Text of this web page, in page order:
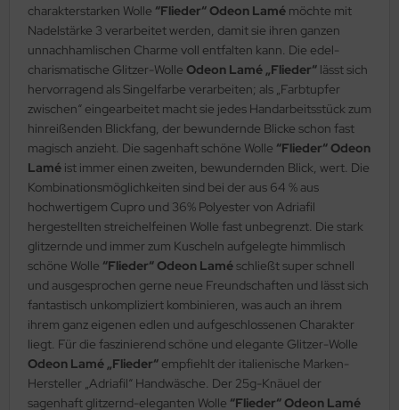
charakterstarken Wolle “Flieder“ Odeon Lamé möchte mit
Nadelstärke 3 verarbeitet werden, damit sie ihren ganzen
unnachhamlischen Charme voll entfalten kann. Die edel-
charismatische Glitzer-Wolle Odeon Lamé „Flieder“ lässt sich
hervorragend als Singelfarbe verarbeiten; als „Farbtupfer
zwischen“ eingearbeitet macht sie jedes Handarbeitsstück zum
hinreißenden Blickfang, der bewundernde Blicke schon fast
magisch anzieht. Die sagenhaft schöne Wolle “Flieder“ Odeon
Lamé ist immer einen zweiten, bewundernden Blick, wert. Die
Kombinationsmöglichkeiten sind bei der aus 64 % aus
hochwertigem Cupro und 36% Polyester von Adriafil
hergestellten streichelfeinen Wolle fast unbegrenzt. Die stark
glitzernde und immer zum Kuscheln aufgelegte himmlisch
schöne Wolle “Flieder“ Odeon Laméschließt super schnell
und ausgesprochen gerne neue Freundschaften und lässt sich
fantastisch unkompliziert kombinieren, was auch an ihrem
ihrem ganz eigenen edlen und aufgeschlossenen Charakter
liegt. Für die faszinierend schöne und elegante Glitzer-Wolle
Odeon Lamé „Flieder“ empfiehlt der italienische Marken-
Hersteller „Adriafil“ Handwäsche. Der 25g-Knäuel der
sagenhaft glitzernd-eleganten Wolle “Flieder“ Odeon Lamé